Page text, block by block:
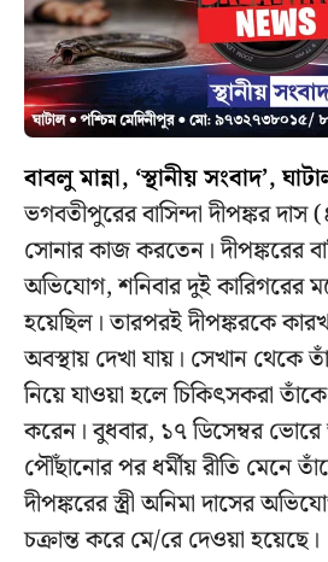
বাবলু মান্না, ‘স্থানীয় সংবাদ’,
ভগবতীপুরের বাসিন্দা দীপঙ্কর দাস
সোনার কাজ করতেন। দীপঙ্করের
অভিযোগ, শনিবার দুই কারিগরের
হয়েছিল। তারপরই দীপঙ্করকে
অবস্থায় দেখা যায়। সেখান থেকে
নিয়ে যাওয়া হলে চিকিৎসকরা
করেন। বুধবার, ১৭ ডিসেম্বর ভোরে
পৌঁছানোর পর ধর্মীয় রীতি মেনে
দীপঙ্করের স্ত্রী অনিমা দাসের
চক্রান্ত করে মে/রে দেওয়া হয়েছে।